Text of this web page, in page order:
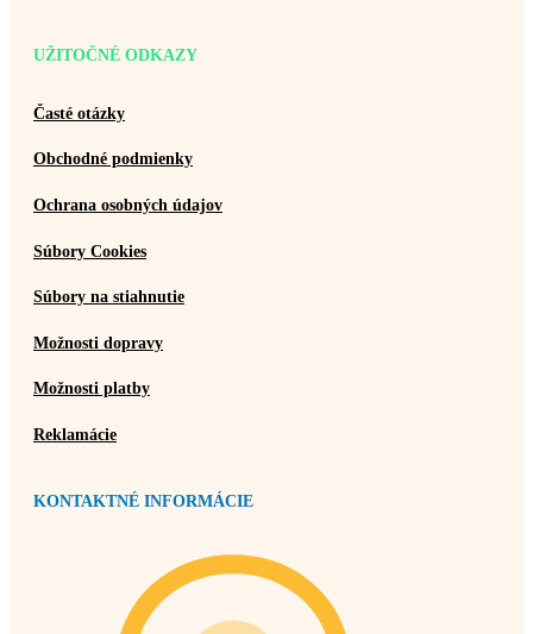
UŽITOČNÉ ODKAZY
Časté otázky
Obchodné podmienky
Ochrana osobných údajov
Súbory Cookies
Súbory na stiahnutie
Možnosti dopravy
Možnosti platby
Reklamácie
KONTAKTNÉ INFORMÁCIE